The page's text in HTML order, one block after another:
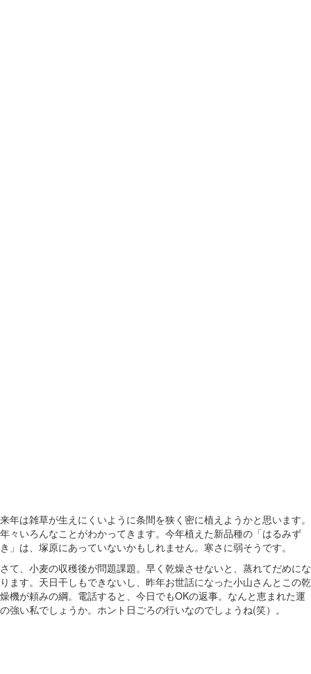
来年は雑草が生えにくいように条間を狭く密に植えようかと思います。
年々いろんなことがわかってきます。今年植えた新品種の「はるみず
き」は、塚原にあっていないかもしれません。寒さに弱そうです。
さて、小麦の収穫後が問題課題。早く乾燥させないと、蒸れてだめにな
ります。天日干しもできないし、昨年お世話になった小山さんとこの乾
燥機が頼みの綱。電話すると、今日でもOKの返事。なんと恵まれた運
の強い私でしょうか。ホント日ごろの行いなのでしょうね(笑）。